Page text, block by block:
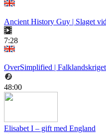
Ancient History Guy | Slaget
7:28
OverSimplified | Falklandskriget
48:00
Elisabet I – gift med England